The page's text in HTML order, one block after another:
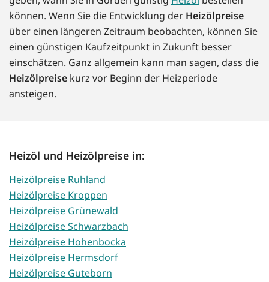
können. Wenn Sie die Entwicklung der Heizölpreise
über einen längeren Zeitraum beobachten, können Sie
einen günstigen Kaufzeitpunkt in Zukunft besser
einschätzen. Ganz allgemein kann man sagen, dass die
Heizölpreise kurz vor Beginn der Heizperiode
ansteigen.
Heizöl und Heizölpreise in:
Heizölpreise Ruhland
Heizölpreise Kroppen
Heizölpreise Grünewald
Heizölpreise Schwarzbach
Heizölpreise Hohenbocka
Heizölpreise Hermsdorf
Heizölpreise Guteborn